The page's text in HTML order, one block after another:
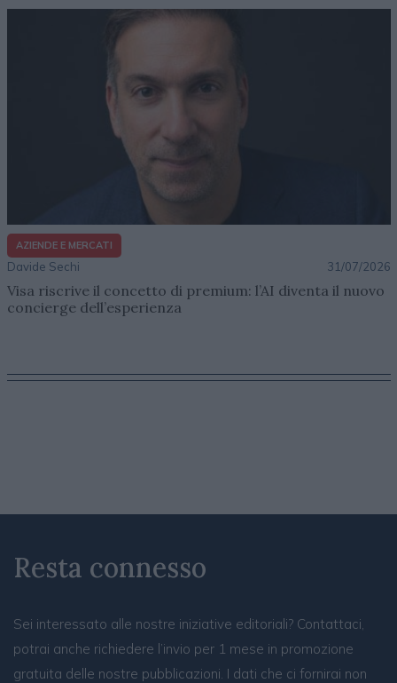
AZIENDE E MERCATI
Davide Sechi 31/07/2026
Visa riscrive il concetto di premium: l’AI diventa il nuovo
concierge dell’esperienza
Resta connesso
Sei interessato alle nostre iniziative editoriali? Contattaci,
potrai anche richiedere l’invio per 1 mese in promozione
gratuita delle nostre pubblicazioni. I dati che ci fornirai non